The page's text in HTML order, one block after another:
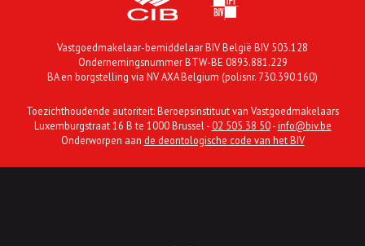
Vastgoedmakelaar-bemiddelaar BIV België BIV 503.128
Ondernemingsnummer BTW-BE 0893.881.229
BA en borgstelling via NV AXA Belgium (polisnr. 730.390.160)
Toezichthoudende autoriteit: Beroepsinstituut van Vastgoedmakelaars
Luxemburgstraat 16 B te 1000 Brussel - 02 505 38 50-info@biv.be
Onderworpen aan de deontologische code van het BIV